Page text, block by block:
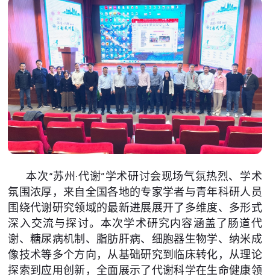
本次“苏州·代谢”学术研讨会现场气氛热烈、学术
氛围浓厚，来自全国各地的专家学者与青年科研人员
围绕代谢研究领域的最新进展展开了多维度、多形式
深入交流与探讨。本次学术研究内容涵盖了肠道代
谢、糖尿病机制、脂肪肝病、细胞器生物学、纳米成
像技术等多个方向，从基础研究到临床转化，从理论
探索到应用创新，全面展示了代谢科学在生命健康领